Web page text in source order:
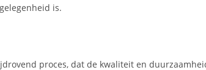
is.
proces, dat de kwaliteit en